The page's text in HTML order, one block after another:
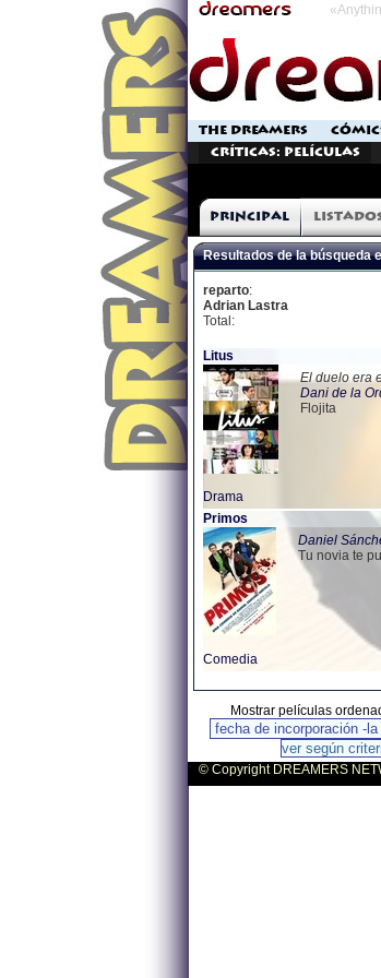
THE DREAMERS
Críticas: Películas
Principal
Resultados de la búsqueda
reparto:
Adrian Lastra
Total:
Litus
El duelo era
Dani de la
Flojita
Drama
Primos
Daniel
Tu novia te
Comedia
Mostrar películas
© Copyright DREAMERS